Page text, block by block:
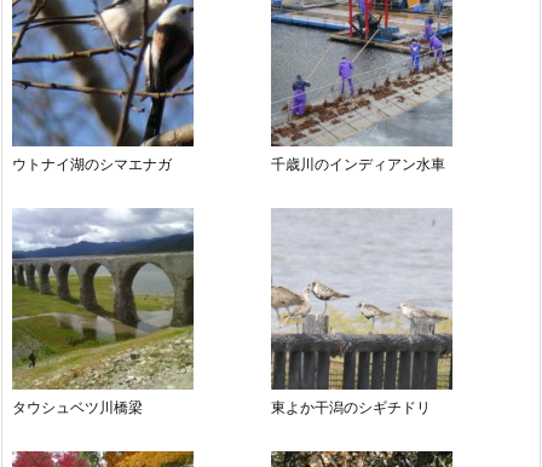
ウトナイ湖のシマエナガ 千歳川のインディアン水車
タウシュベツ川橋梁 東よか干潟のシギチドリ